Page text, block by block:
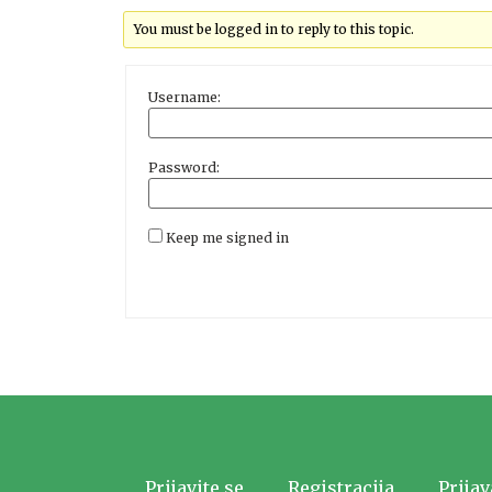
You must be logged in to reply to this topic.
Username:
Password:
Keep me signed in
Prijavite se Registracija